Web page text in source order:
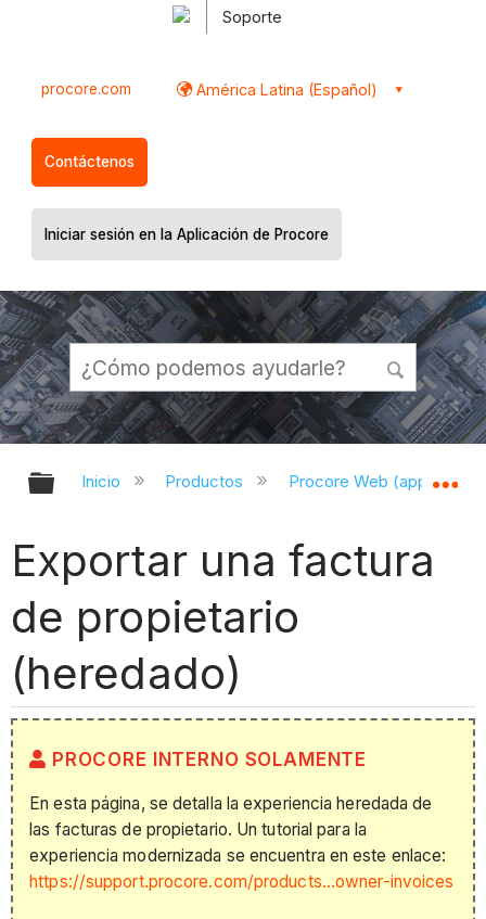
Soporte
procore.com América Latina (Español)
Contáctenos
Iniciar sesión en la Aplicación de Procore
Expandir/contraer jerarquía global
Inicio Productos Procore Web
Exportar una factura
de propietario
(heredado)
PROCORE INTERNO SOLAMENTE
En esta página, se detalla la experiencia heredada de
las facturas de propietario. Un tutorial para la
experiencia modernizada se encuentra en este enlace:
https://support.procore.com/products...owner-invoices